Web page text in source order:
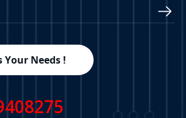
Your Needs !